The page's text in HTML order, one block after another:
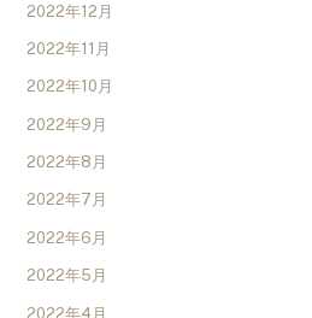
2022年12月
2022年11月
2022年10月
2022年9月
2022年8月
2022年7月
2022年6月
2022年5月
2022年4月